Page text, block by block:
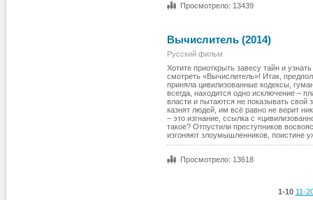
Просмотрело: 13439
Вычислитель (2014)
Русский фильм
Хотите приоткрыть завесу тайн и
смотреть «Вычислитель»! Итак,
приняла цивилизованные кодексы,
всегда, находится одно исключение –
власти и пытаются не показывать
казнят людей, им всё равно не верит
– это изгнание, ссылка с
такое? Отпустили преступников
изгоняют злоумышленников, поистине
Просмотрело: 13618
1-10 11-